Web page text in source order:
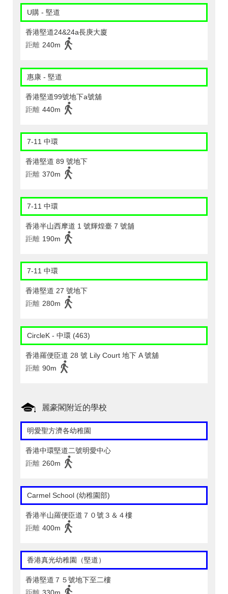
U購 - 堅道
香港堅道24&24a長庚大廈
距離 240m
惠康 - 堅道
香港堅道99號地下a號舖
距離 440m
7-11 中環
香港堅道 89 號地下
距離 370m
7-11 中環
香港半山西摩道 1 號輝煌臺 7 號舖
距離 190m
7-11 中環
香港堅道 27 號地下
距離 280m
CircleK - 中環 (463)
香港羅便臣道 28 號 Lily Court 地下 A 號舖
距離 90m
麗豪閣附近的學校
明愛聖方濟各幼稚園
香港中環堅道二號明愛中心
距離 260m
Carmel School (幼稚園部)
香港半山羅便臣道７０號３＆４樓
距離 400m
香港真光幼稚園（堅道）
香港堅道７５號地下至二樓